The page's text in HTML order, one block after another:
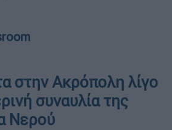
στην Ακρόπολη λίγο
συναυλία της
Νερού